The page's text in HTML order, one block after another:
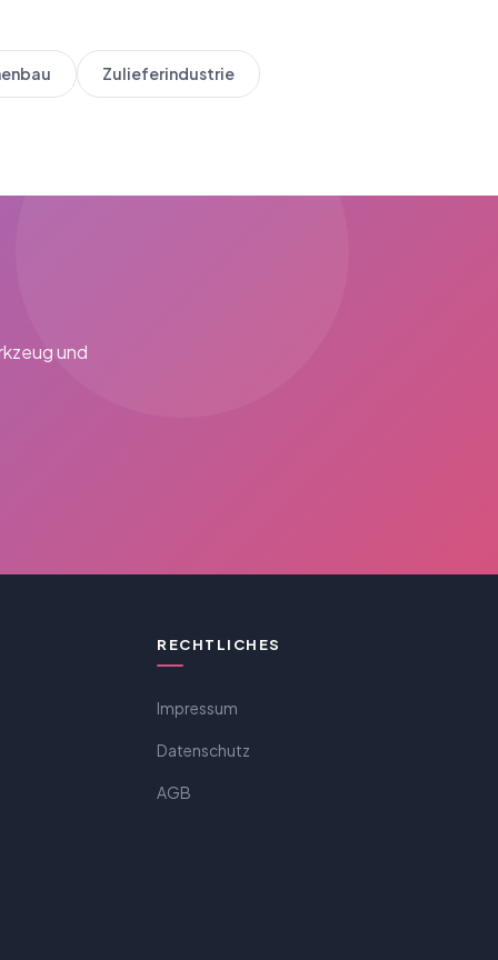
Zulieferindustrie
und
RECHTLICHES
Impressum
Datenschutz
AGB